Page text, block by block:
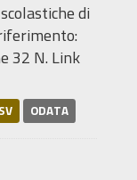
di
32 N. Link
ODATA